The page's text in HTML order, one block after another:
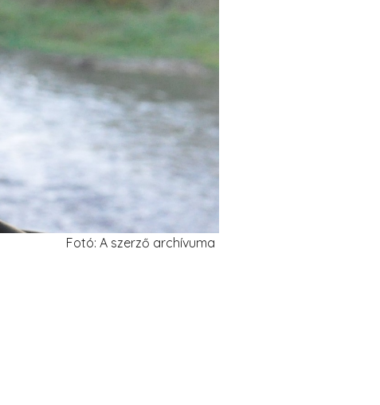
Fotó: A szerző archívuma